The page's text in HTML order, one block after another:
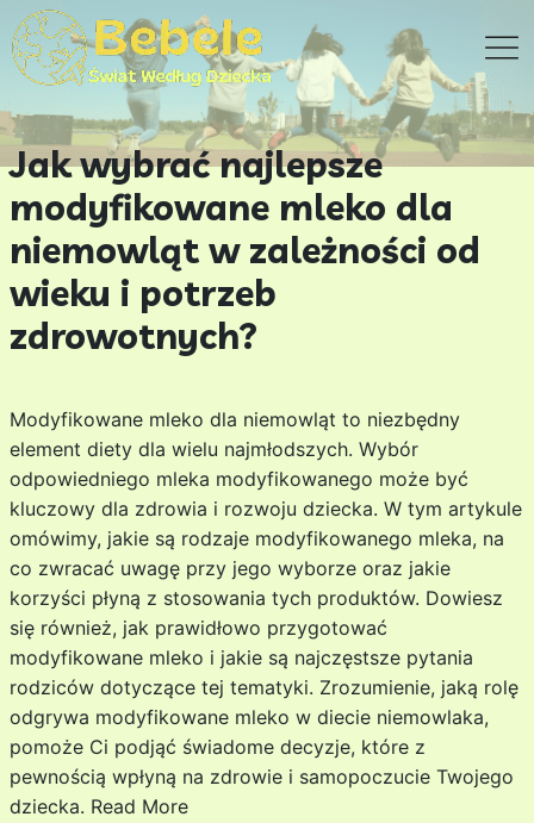
Jak wybrać najlepsze
modyfikowane mleko dla
niemowląt w zależności od
wieku i potrzeb
zdrowotnych?
Modyfikowane mleko dla niemowląt to niezbędny
element diety dla wielu najmłodszych. Wybór
odpowiedniego mleka modyfikowanego może być
kluczowy dla zdrowia i rozwoju dziecka. W tym artykule
omówimy, jakie są rodzaje modyfikowanego mleka, na
co zwracać uwagę przy jego wyborze oraz jakie
korzyści płyną z stosowania tych produktów. Dowiesz
się również, jak prawidłowo przygotować
modyfikowane mleko i jakie są najczęstsze pytania
rodziców dotyczące tej tematyki. Zrozumienie, jaką rolę
odgrywa modyfikowane mleko w diecie niemowlaka,
pomoże Ci podjąć świadome decyzje, które z
pewnością wpłyną na zdrowie i samopoczucie Twojego
dziecka. Read More